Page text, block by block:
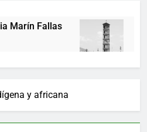
Marín Fallas
y africana